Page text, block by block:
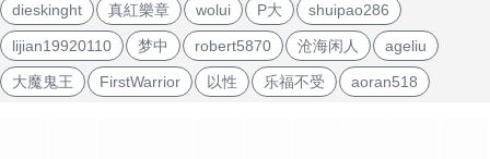
dieskinght 真紅樂章 wolui P大 shuipao286
lijian19920110 梦中 robert5870 沧海闲人 ageliu
大魔鬼王 FirstWarrior 以性 乐福不受 aoran518